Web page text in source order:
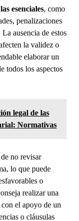
esenciales, como
penalizaciones
ausencia de estos
la validez o
elaborar un
todos los aspectos
legal de las
Normativas
no revisar
lo que puede
o
realizar una
el apoyo de un
o cláusulas